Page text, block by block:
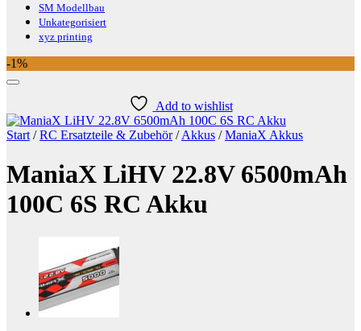
SM Modellbau
Unkategorisiert
xyz printing
-1%
Add to wishlist
Start / RC Ersatzteile & Zubehör / Akkus / ManiaX Akkus
ManiaX LiHV 22.8V 6500mAh
100C 6S RC Akku